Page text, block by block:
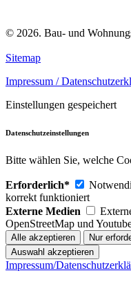
© 2026. Bau- und
Sitemap
Impressum /
Einstellungen gespeichert
Datenschutzeinstellungen
Bitte wählen Sie, welche
Erforderlich*
korrekt funktioniert
Externe Medien
OpenStreetMap und
Impressum/